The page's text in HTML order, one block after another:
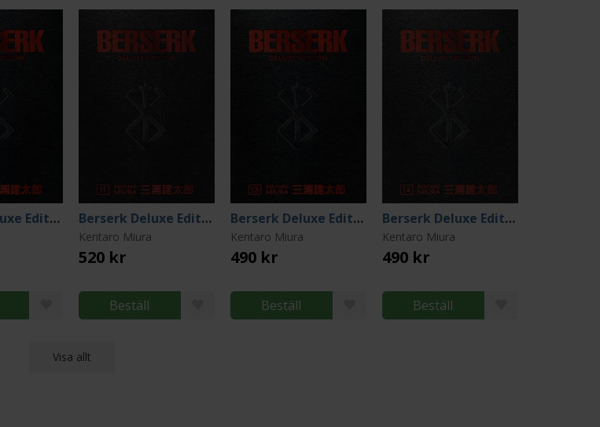
Berserk Deluxe Edition Vol 8 Berserk Deluxe Edition Vol 11
Kentaro Miura
520 kr
Beställ
Berserk Deluxe Edition Vol 13
Kentaro Miura
490 kr
Beställ
Berserk Deluxe Edition Vol 14
Kentaro Miura
490 kr
Beställ
Visa allt